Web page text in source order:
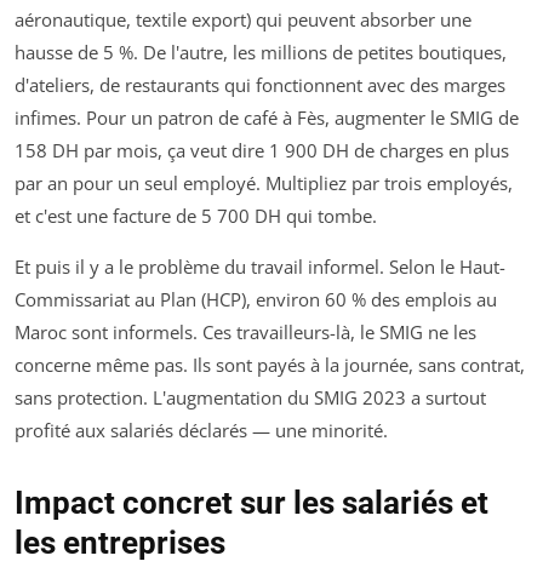
aéronautique, textile export) qui peuvent absorber une
hausse de 5 %. De l'autre, les millions de petites boutiques,
d'ateliers, de restaurants qui fonctionnent avec des marges
infimes. Pour un patron de café à Fès, augmenter le SMIG de
158 DH par mois, ça veut dire 1 900 DH de charges en plus
par an pour un seul employé. Multipliez par trois employés,
et c'est une facture de 5 700 DH qui tombe.
Et puis il y a le problème du travail informel. Selon le Haut-
Commissariat au Plan (HCP), environ 60 % des emplois au
Maroc sont informels. Ces travailleurs-là, le SMIG ne les
concerne même pas. Ils sont payés à la journée, sans contrat,
sans protection. L'augmentation du SMIG 2023 a surtout
profité aux salariés déclarés — une minorité.
Impact concret sur les salariés et
les entreprises